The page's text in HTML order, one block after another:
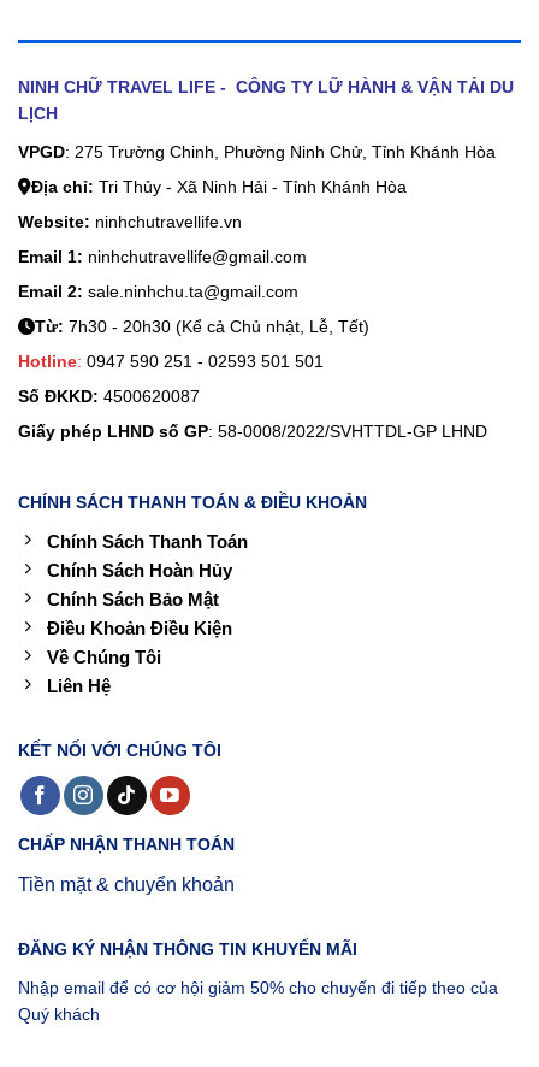
NINH CHỮ TRAVEL LIFE - CÔNG TY LỮ HÀNH & VẬN TẢI DU
LỊCH
VPGD: 275 Trường Chinh, Phường Ninh Chử, Tỉnh Khánh Hòa
Địa chỉ: Tri Thủy - Xã Ninh Hải - Tỉnh Khánh Hòa
Website: ninhchutravellife.vn
Email 1: ninhchutravellife@gmail.com
Email 2: sale.ninhchu.ta@gmail.com
Từ: 7h30 - 20h30 (Kể cả Chủ nhật, Lễ, Tết)
Hotline: 0947 590 251 - 02593 501 501
Số ĐKKD: 4500620087
Giấy phép LHND số GP: 58-0008/2022/SVHTTDL-GP LHND
CHÍNH SÁCH THANH TOÁN & ĐIỀU KHOẢN
Chính Sách Thanh Toán
Chính Sách Hoàn Hủy
Chính Sách Bảo Mật
Điều Khoản Điều Kiện
Về Chúng Tôi
Liên Hệ
KẾT NỐI VỚI CHÚNG TÔI
CHẤP NHẬN THANH TOÁN
Tiền mặt & chuyển khoản
ĐĂNG KÝ NHẬN THÔNG TIN KHUYẾN MÃI
Nhập email để có cơ hội giảm 50% cho chuyến đi tiếp theo của
Quý khách